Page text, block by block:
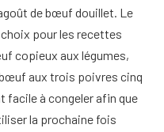
de bœuf douillet. Le
pour les recettes
copieux aux légumes,
aux trois poivres cinq
facile à congeler afin que
la prochaine fois